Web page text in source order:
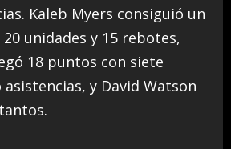
Kaleb Myers consiguió un
unidades y 15 rebotes,
18 puntos con siete
y David Watson